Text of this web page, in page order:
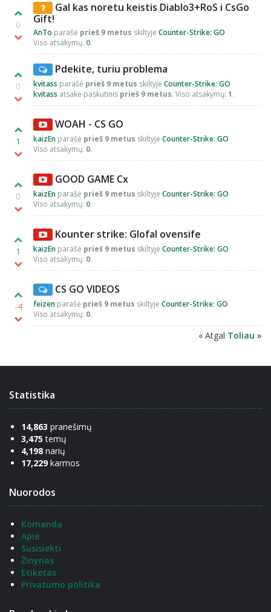
0
Gal kas noretu keistis Diablo3+RoS i CsGo
Gift!
AnTo parašė prieš 9 metus skiltyje Counter-Strike: GO
Viso atsakymų: 0.
0
Pdekite, turiu problema
kvitass parašė prieš 9 metus skiltyje Counter-Strike: GO
kvitass atsakė paskutinis prieš 9 metus. Viso atsakymų: 1.
1
WOAH - CS GO
kaizEn parašė prieš 9 metus skiltyje Counter-Strike: GO
Viso atsakymų: 0.
0
GOOD GAME Cx
kaizEn parašė prieš 9 metus skiltyje Counter-Strike: GO
Viso atsakymų: 0.
1
Kounter strike: Glofal ovensife
kaizEn parašė prieš 9 metus skiltyje Counter-Strike: GO
Viso atsakymų: 0.
-4
CS GO VIDEOS
feizen parašė prieš 9 metus skiltyje Counter-Strike: GO
Viso atsakymų: 0.
« Atgal Toliau »
Statistika
14,863 pranešimų
3,475 temų
4,198 narių
17,229 karmos
Nuorodos
Komanda
Apie
Susisiekti
Žinynas
Etiketas
Privatumo politika